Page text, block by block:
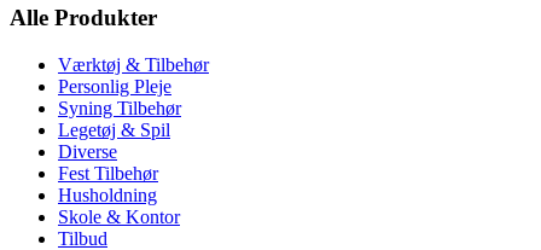
Alle Produkter
Værktøj & Tilbehør
Personlig Pleje
Syning Tilbehør
Legetøj & Spil
Diverse
Fest Tilbehør
Husholdning
Skole & Kontor
Tilbud